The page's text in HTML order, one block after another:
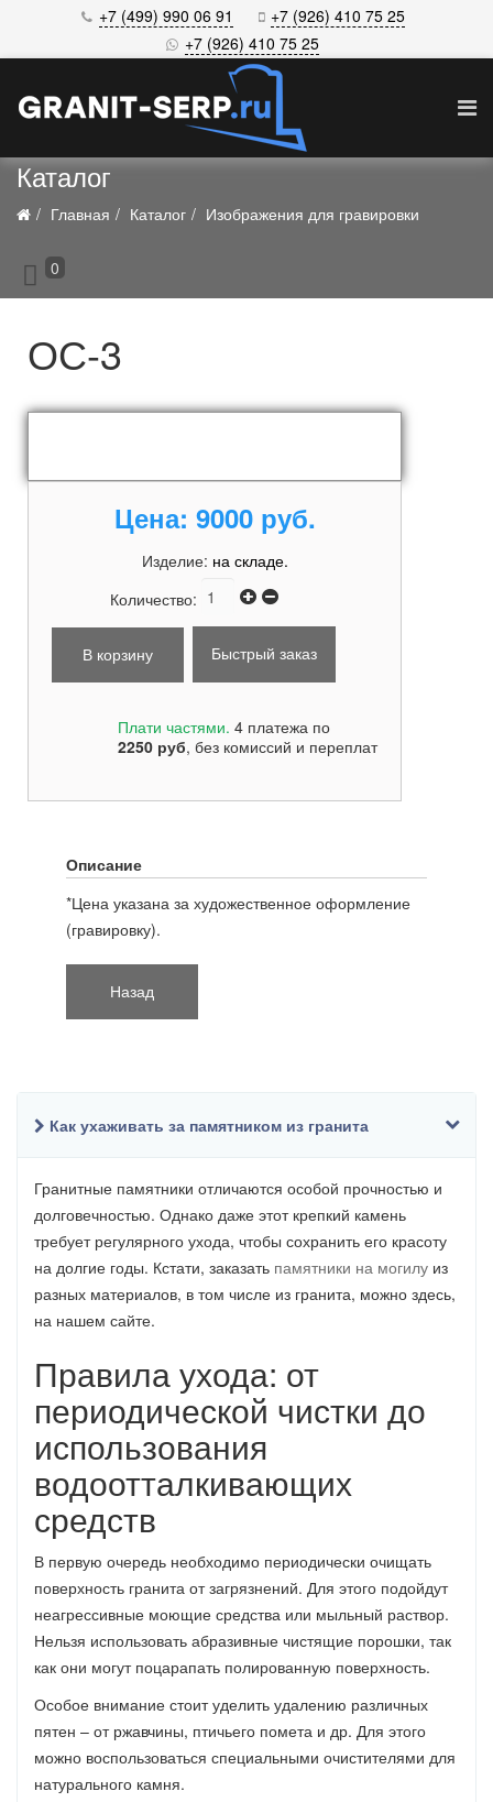
+7 (499) 990 06 91
+7 (926) 410 75 25
+7 (926) 410 75 25
Каталог
Главная Каталог Изображения для гравировки
0
ОС-3
Цена: 9000 руб.
Изделие: на складе.
Количество:
Быстрый заказ
Плати частями. 4 платежа по
2250 руб, без комиссий и переплат
Описание
*Цена указана за художественное оформление
(гравировку).
Как ухаживать за памятником из гранита
Гранитные памятники отличаются особой прочностью и
долговечностью. Однако даже этот крепкий камень
требует регулярного ухода, чтобы сохранить его красоту
на долгие годы. Кстати, заказать памятники на могилу из
разных материалов, в том числе из гранита, можно здесь,
на нашем сайте.
Правила ухода: от
периодической чистки до
использования
водоотталкивающих
средств
В первую очередь необходимо периодически очищать
поверхность гранита от загрязнений. Для этого подойдут
неагрессивные моющие средства или мыльный раствор.
Нельзя использовать абразивные чистящие порошки, так
как они могут поцарапать полированную поверхность.
Особое внимание стоит уделить удалению различных
пятен – от ржавчины, птичьего помета и др. Для этого
можно воспользоваться специальными очистителями для
натурального камня.